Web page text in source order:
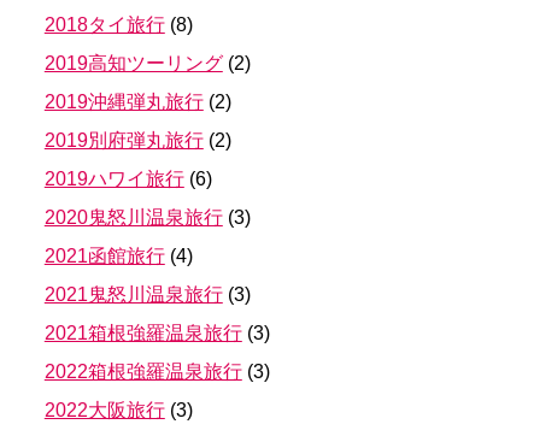
2018タイ旅行 (8)
2019高知ツーリング (2)
2019沖縄弾丸旅行 (2)
2019別府弾丸旅行 (2)
2019ハワイ旅行 (6)
2020鬼怒川温泉旅行 (3)
2021函館旅行 (4)
2021鬼怒川温泉旅行 (3)
2021箱根強羅温泉旅行 (3)
2022箱根強羅温泉旅行 (3)
2022大阪旅行 (3)